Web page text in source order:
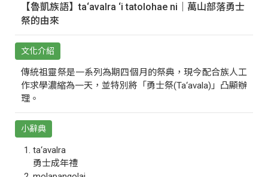
【魯凱族語】ta‘avalra ‘i tatolohae ni｜萬山部落勇士
祭的由來
文化介紹
傳統祖靈祭是一系列為期四個月的祭典，現今配合族人工
作求學濃縮為一天，並特別將「勇士祭(Ta‘avala)」凸顯辦
理。
小辭典
ta‘avalra
勇士成年禮